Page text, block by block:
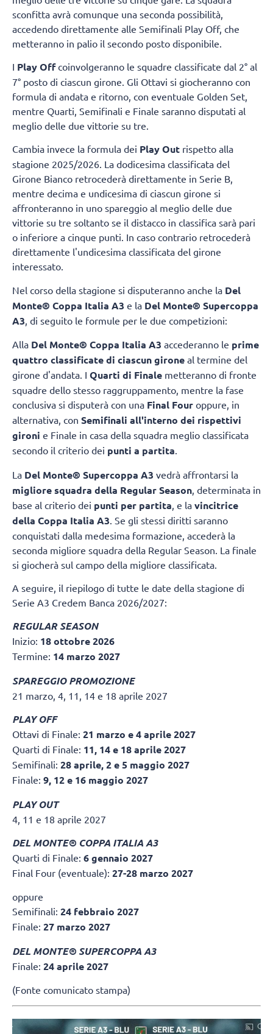
sconfitta avrà comunque una seconda possibilità,
accedendo direttamente alle Semifinali Play Off, che
metteranno in palio il secondo posto disponibile.
I Play Offcoinvolgeranno le squadre classificate dal 2° al
7° posto di ciascun girone. Gli Ottavi si giocheranno con
formula di andata e ritorno, con eventuale Golden Set,
mentre Quarti, Semifinali e Finale saranno disputati al
meglio delle due vittorie su tre.
Cambia invece la formula dei Play Out rispetto alla
stagione 2025/2026. La dodicesima classificata del
Girone Bianco retrocederà direttamente in Serie B,
mentre decima e undicesima di ciascun girone si
affronteranno in uno spareggio al meglio delle due
vittorie su tre soltanto se il distacco in classifica sarà pari
o inferiore a cinque punti. In caso contrario retrocederà
direttamente l'undicesima classificata del girone
interessato.
Nel corso della stagione si disputeranno anche la Del
Monte® Coppa Italia A3 e la Del Monte® Supercoppa
A3 , di seguito le formule per le due competizioni:
Alla Del Monte® Coppa Italia A3 accederanno le prime
quattro classificate di ciascun girone al termine del
girone d'andata. I Quarti di Finale metteranno di fronte
squadre dello stesso raggruppamento, mentre la fase
conclusiva si disputerà con una Final Four oppure, in
alternativa, con Semifinali all'interno dei rispettivi
gironi e Finale in casa della squadra meglio classificata
secondo il criterio dei punti a partita.
La Del Monte® Supercoppa A3 vedrà affrontarsi la
migliore squadra della Regular Season , determinata in
base al criterio dei punti per partita , e la vincitrice
della Coppa Italia A3 . Se gli stessi diritti saranno
conquistati dalla medesima formazione, accederà la
seconda migliore squadra della Regular Season. La finale
si giocherà sul campo della migliore classificata.
A seguire, il riepilogo di tutte le date della stagione di
Serie A3 Credem Banca 2026/2027:
REGULAR SEASON
Inizio: 18 ottobre 2026
Termine: 14 marzo 2027
SPAREGGIO PROMOZIONE
21 marzo, 4, 11, 14 e 18 aprile 2027
PLAY OFF
Ottavi di Finale: 21 marzo e 4 aprile 2027
Quarti di Finale: 11, 14 e 18 aprile 2027
Semifinali: 28 aprile, 2 e 5 maggio 2027
Finale: 9, 12 e 16 maggio 2027
PLAY OUT
4, 11 e 18 aprile 2027
DEL MONTE® COPPA ITALIA A3
Quarti di Finale: 6 gennaio 2027
Final Four (eventuale): 27-28 marzo 2027
oppure
Semifinali: 24 febbraio 2027
Finale: 27 marzo 2027
DEL MONTE® SUPERCOPPA A3
Finale: 24 aprile 2027
(Fonte comunicato stampa)